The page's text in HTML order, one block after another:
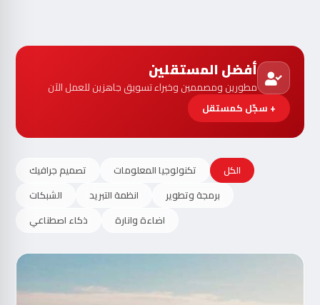
أفضل المستقلين
مطورين ومصممين وخبراء تسويق جاهزين للعمل الآن
+ سجّل كمستقل
الكل تكنولوجيا المعلومات
تصميم جرافيك
برمجة وتطوير
انظمة التبريد
الشبكات
اضاءة وانارة
ذكاء اصطناعي